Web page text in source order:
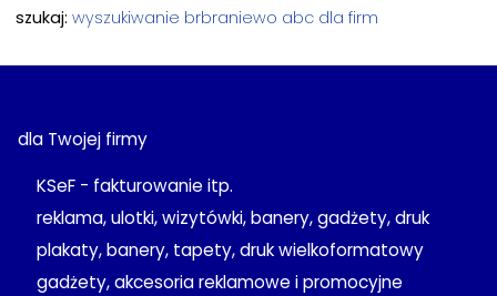
szukaj:wyszukiwanie brbraniewo abc dla firm
dla Twojej firmy
KSeF - fakturowanie itp.
reklama, ulotki, wizytówki, banery, gadżety, druk
plakaty, banery, tapety, druk wielkoformatowy
gadżety, akcesoria reklamowe i promocyjne